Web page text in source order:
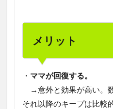
メリット
・ ママが回復する。
→意外と効果が高い。
それ以降のキープは比較